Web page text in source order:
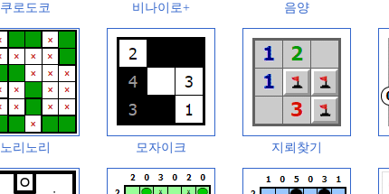
쿠로도코 비나이로+ 음양
노리노리 모자이크 지뢰찾기